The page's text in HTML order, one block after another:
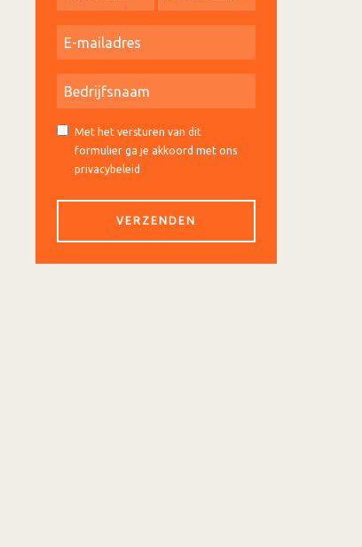
Met het versturen van dit
formulier ga je akkoord met ons
privacybeleid